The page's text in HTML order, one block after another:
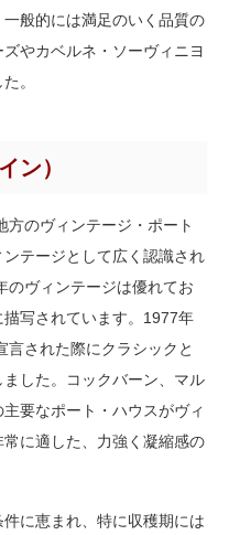
般的には満足のいく品質の
やカベルネ・ソーヴィニヨ
。
ン）
のヴィンテージ・ポート
テージとして広く認識され
のヴィンテージは優れてお
写されています。1977年
された際にクラシックと
した。コックバーン、マル
要なポート・ハウスがヴィ
に適した、力強く凝縮感の
に恵まれ、特に収穫期には